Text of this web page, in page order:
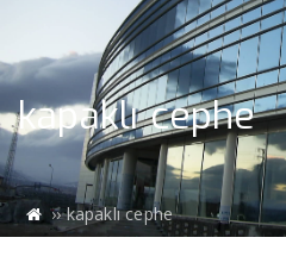
kapaklı cephe
››kapaklı cephe